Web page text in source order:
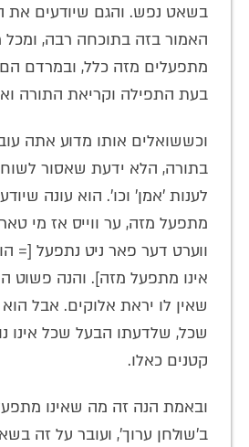
בשאט נפש. והגם שיודעים את
האמור בזה בתוכחה רבה, ומכל
מתפעלים מזה כלל, ובמרדם
בעת התפילה וקריאת התורה
וכששואלים אותו מדוע אתה
בתורה, הלא ידעת שאסור לשוח
לענות 'אמן' וכו'. הוא עונה
מתפעל מזה, ער ווייס אז מי
ווערט דער פאר ניט נתפעל [=
אינו מתפעל מזה]. והנה פשוט
שאין לו יראת אלוקים. אבל
שכל, שלדעתו הבעל שכל אינו
קטנים כאלו.
ובאמת הנה זה מה שאינו
ב'שולחן ערוך', ועובר על זה